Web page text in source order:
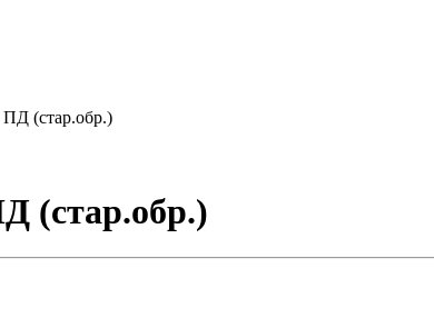
ПД (стар.обр.)
(стар.обр.)